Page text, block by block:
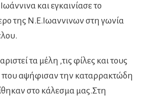
και εγκαινίασε το
της Ν.Ε.Ιωαννινων στη γωνία
τα μέλη ,τις φίλες και τους
που αψήφισαν την καταρρακτώδη
στο κάλεσμα μας.Στη